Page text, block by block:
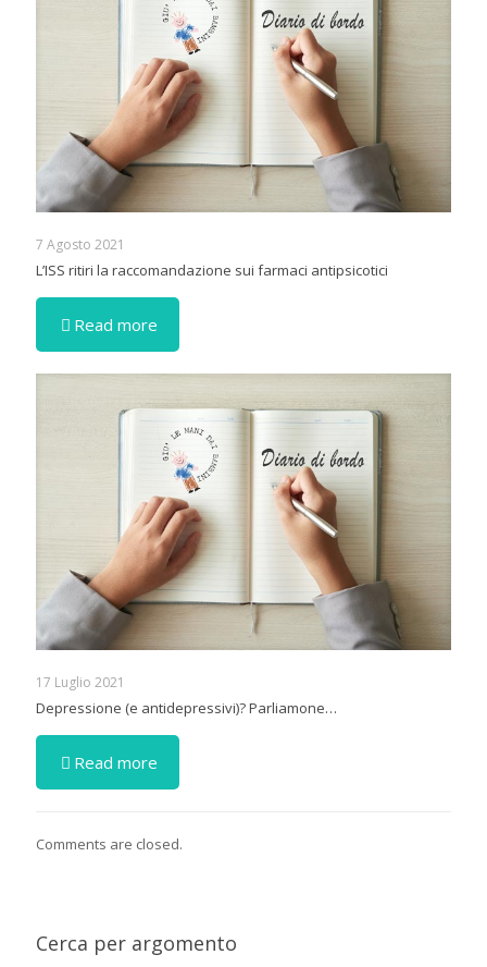
7 Agosto 2021
L’ISS ritiri la raccomandazione sui farmaci antipsicotici
Read more
17 Luglio 2021
Depressione (e antidepressivi)? Parliamone…
Read more
Comments are closed.
Cerca per argomento